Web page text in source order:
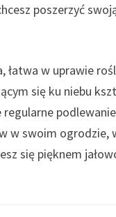
poszerzyć
łatwa w uprawie
się ku niebu
w swoim ogrodzie,
się pięknem